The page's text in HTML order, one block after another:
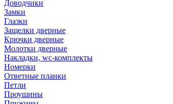
Доводчики
Замки
Глазки
Защелки дверные
Крючки дверные
Молотки дверные
Накладки, wc-комплекты
Номерки
Ответные планки
Петли
Проушины